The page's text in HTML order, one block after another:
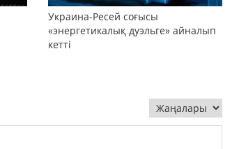
Украина-Ресей соғысы
«энергетикалық дуэльге» айналып
кетті